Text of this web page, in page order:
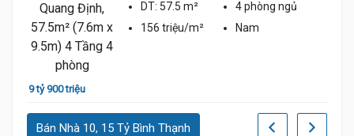
9 tỷ 900 triệu
DT: 57.5 m² 4 phòng ngủ
156 triệu/m²
Nam
Bán Nhà 10, 15 Tỷ Bình Thạnh